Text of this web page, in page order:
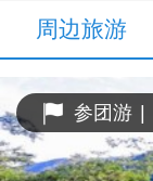
周边旅游
参团游